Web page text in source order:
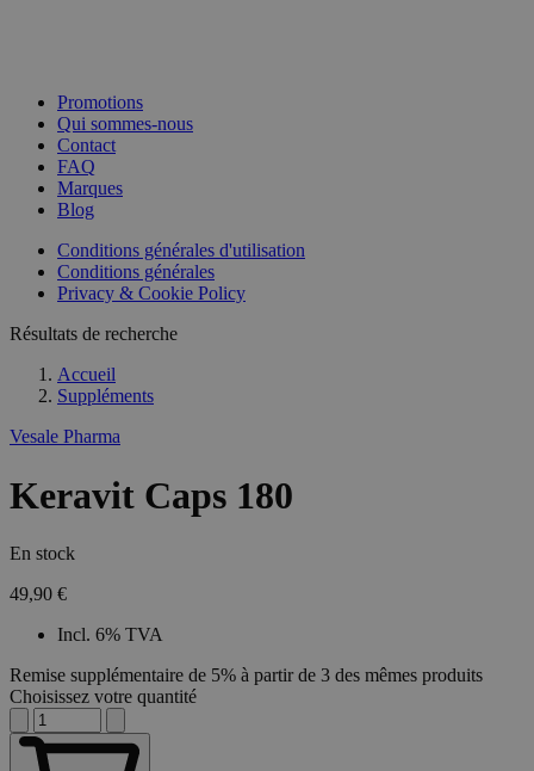
Promotions
Qui sommes-nous
Contact
FAQ
Marques
Blog
Conditions générales d'utilisation
Conditions générales
Privacy & Cookie Policy
Résultats de recherche
Accueil
Suppléments
Vesale Pharma
Keravit Caps 180
En stock
49,90 €
Incl. 6% TVA
Remise supplémentaire de 5% à partir de 3 des mêmes produits
Choisissez votre quantité